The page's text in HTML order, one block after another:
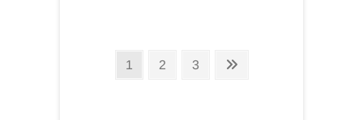
Seitennummerierung
Seite
1 Seite
2 Seite
3
Nächste